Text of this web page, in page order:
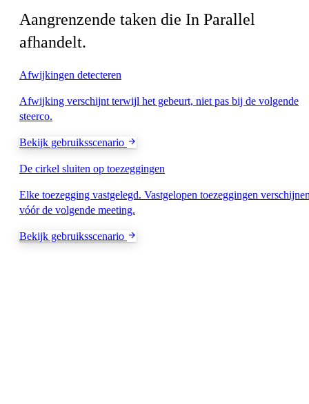
Aangrenzende taken die In Parallel
afhandelt.
Afwijkingen detecteren
Afwijking verschijnt terwijl het gebeurt, niet pas bij de volgende
steerco.
Bekijk gebruiksscenario
De cirkel sluiten op toezeggingen
Elke toezegging vastgelegd. Vastgelopen toezeggingen
vóór de volgende meeting.
Bekijk gebruiksscenario